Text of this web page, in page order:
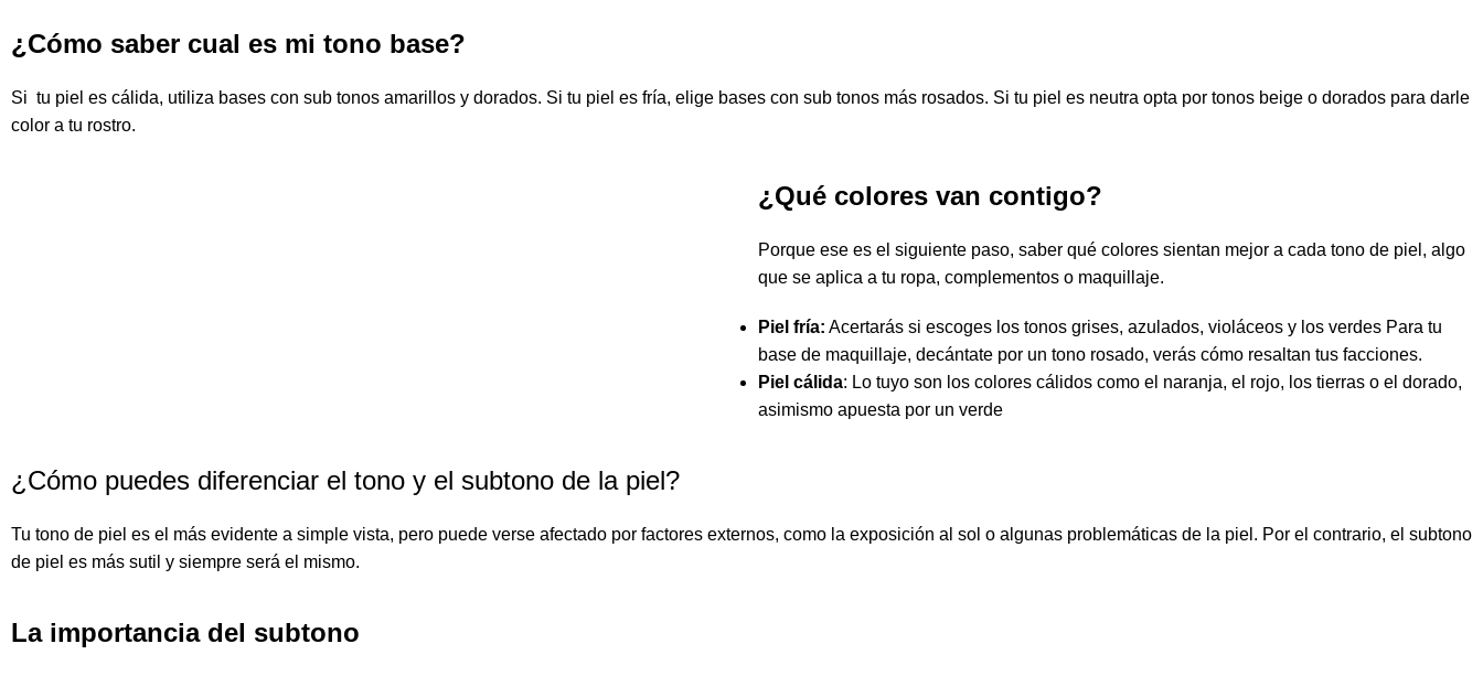
¿Cómo saber cual es mi tono base?
Si tu piel es cálida, utiliza bases con sub tonos amarillos y dorados. Si tu piel es fría, elige bases con sub tonos más rosados. Si tu piel es neutra opta por tonos beige o dorados para darle
color a tu rostro.
¿Qué colores van contigo?
Porque ese es el siguiente paso, saber qué colores sientan mejor a cada tono de piel , algo
que se aplica a tu ropa, complementos o maquillaje.
Piel fría: Acertarás si escoges los tonos grises, azulados, violáceos y los verdes Para tu
base de maquillaje, decántate por un tono rosado, verás cómo resaltan tus facciones.
Piel cálida: Lo tuyo son los colores cálidos como el naranja, el rojo, los tierras o el dorado,
asimismo apuesta por un verde
¿Cómo puedes diferenciar el tono y el subtono de la piel?
Tu tono de piel es el más evidente a simple vista, pero puede verse afectado por factores externos, como la exposición al sol o algunas problemáticas de la piel . Por el contrario, el subtono
de piel es más sutil y siempre será el mismo.
La importancia del subtono